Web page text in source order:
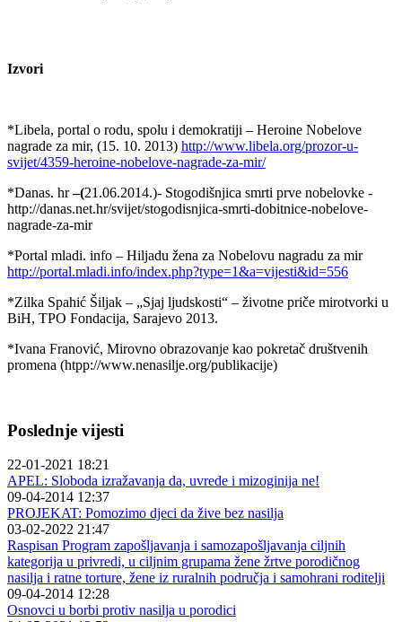
Izvori
*Libela, portal o rodu, spolu i demokratiji – Heroine Nobelove
nagrade za mir, (15. 10. 2013) http://www.libela.org/prozor-u-
svijet/4359-heroine-nobelove-nagrade-za-mir/
*Danas. hr–(21.06.2014.)- Stogodišnjica smrti prve nobelovke -
http://danas.net.hr/svijet/stogodisnjica-smrti-dobitnice-nobelove-
nagrade-za-mir
*Portal mladi. info – Hiljadu žena za Nobelovu nagradu za mir
http://portal.mladi.info/index.php?type=1&a=vijesti&id=556
*Zilka Spahić Šiljak – „Sjaj ljudskosti“ – životne priče mirotvorki u
BiH, TPO Fondacija, Sarajevo 2013.
*Ivana Franović, Mirovno obrazovanje kao pokretač društvenih
promena (htpp://www.nenasilje.org/publikacije)
Poslednje vijesti
22-01-2021 18:21
APEL: Sloboda izražavanja da, uvrede i mizoginija ne!
09-04-2014 12:37
PROJEKAT: Pomozimo djeci da žive bez nasilja
03-02-2022 21:47
Raspisan Program zapošljavanja i samozapošljavanja ciljnih
kategorija u privredi, u ciljnim grupama žene žrtve porodičnog
nasilja i ratne torture, žene iz ruralnih područja i samohrani roditelji
09-04-2014 12:28
Osnovci u borbi protiv nasilja u porodici